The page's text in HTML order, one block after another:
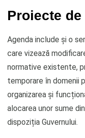
Proiecte
Agenda include și o
care vizează
normative existente,
temporare în domenii
organizarea și
alocarea unor sume
dispoziția Guvernului.